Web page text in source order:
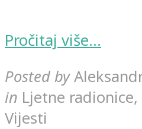
Pročitaj više...
Posted by
in Ljetne radionice,
Vijesti